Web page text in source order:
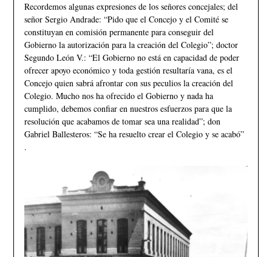
Recordemos algunas expresiones de los señores concejales; del
señor Sergio Andrade: “Pido que el Concejo y el Comité se
constituyan en comisión permanente para conseguir del
Gobierno la autorización para la creación del Colegio”; doctor
Segundo León V.: “El Gobierno no está en capacidad de poder
ofrecer apoyo económico y toda gestión resultaría vana, es el
Concejo quien sabrá afrontar con sus peculios la creación del
Colegio. Mucho nos ha ofrecido el Gobierno y nada ha
cumplido, debemos confiar en nuestros esfuerzos para que la
resolución que acabamos de tomar sea una realidad”; don
Gabriel Ballesteros: “Se ha resuelto crear el Colegio y se acabó”
.